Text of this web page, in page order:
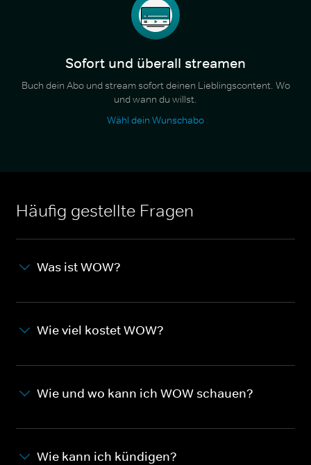
Sofort und überall streamen
Buch dein Abo und stream sofort deinen Lieblingscontent. Wo
und wann du willst.
Wähl dein Wunschabo
Häufig gestellte Fragen
Was ist WOW?
Wie viel kostet WOW?
Wie und wo kann ich WOW schauen?
Wie kann ich kündigen?